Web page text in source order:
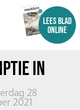
LEES BLAD
ONLINE
IN
28
2021